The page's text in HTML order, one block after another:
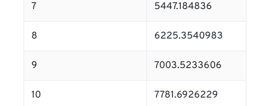
7 5447.184836
8 6225.3540983
9 7003.5233606
10 7781.6926229